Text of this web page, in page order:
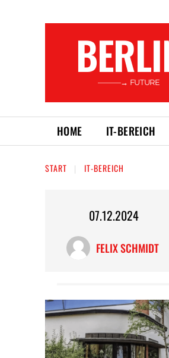
———→ FUTURE
HOME IT-BEREICH
START IT-BEREICH
07.12.2024
FELIX SCHMIDT